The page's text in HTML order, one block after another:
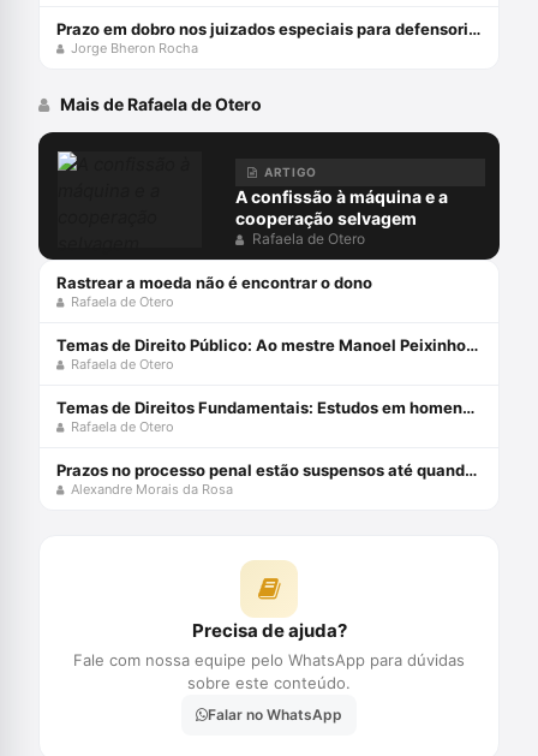
Prazo em dobro nos juizados especiais para defensorias públicas
Jorge Bheron Rocha
Mais de Rafaela de Otero
ARTIGO
A confissão à máquina e a
cooperação selvagem
Rafaela de Otero
Rastrear a moeda não é encontrar o dono
Rafaela de Otero
Temas de Direito Público: Ao mestre Manoel Peixinho, com carinho Impressão sob Demanda 17 agosto 2023
Rafaela de Otero
Temas de Direitos Fundamentais: Estudos em homenagem ao professor Candido Mendes Impressão sob Demanda 16 agosto 2023
Rafaela de Otero
Prazos no processo penal estão suspensos até quando? Sobre o artigo 798-A do CPP
Alexandre Morais da Rosa
Precisa de ajuda?
Fale com nossa equipe pelo WhatsApp para dúvidas
sobre este conteúdo.
Falar no WhatsApp